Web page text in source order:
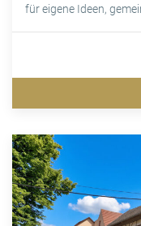
für eigene Ideen,